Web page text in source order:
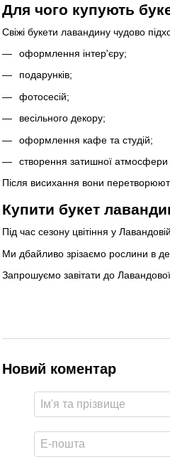
Для чого купують
Свіжі букети лавандину чудово
оформлення інтер'єру;
подарунків;
фотосесій;
весільного декору;
оформлення кафе та студій;
створення затишної атмосфери
Після висихання вони
Купити букет
Під час сезону цвітіння у
Ми дбайливо зрізаємо рослини в
Запрошуємо завітати до
Новий коментар